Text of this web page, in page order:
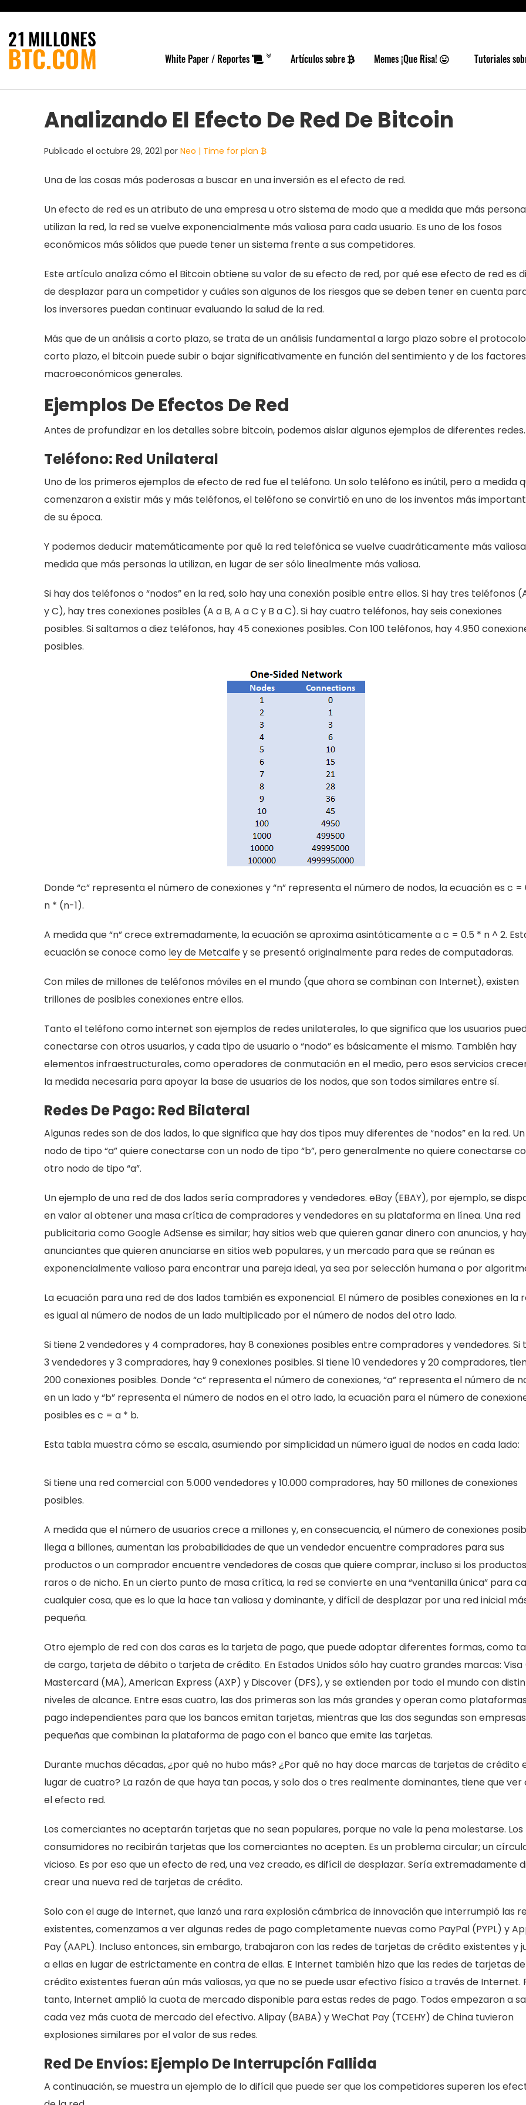
White Paper / Reportes Artículos sobre Memes ¡Que Risa! Tutoriales
Analizando El Efecto De Red De Bitcoin
Publicado el octubre 29, 2021 por Neo | Time for plan ₿
Una de las cosas más poderosas a buscar en una inversión es el efecto de red.
Un efecto de red es un atributo de una empresa u otro sistema de modo que a medida que más
utilizan la red, la red se vuelve exponencialmente más valiosa para cada usuario. Es uno de los fosos
económicos más sólidos que puede tener un sistema frente a sus competidores.
Este artículo analiza cómo el Bitcoin obtiene su valor de su efecto de red, por qué ese efecto de red es
de desplazar para un competidor y cuáles son algunos de los riesgos que se deben tener en cuenta
los inversores puedan continuar evaluando la salud de la red.
Más que de un análisis a corto plazo, se trata de un análisis fundamental a largo plazo sobre el
corto plazo, el bitcoin puede subir o bajar significativamente en función del sentimiento y de los factores
macroeconómicos generales.
Ejemplos De Efectos De Red
Antes de profundizar en los detalles sobre bitcoin, podemos aislar algunos ejemplos de diferentes redes.
Teléfono: Red Unilateral
Uno de los primeros ejemplos de efecto de red fue el teléfono. Un solo teléfono es inútil, pero a medida
comenzaron a existir más y más teléfonos, el teléfono se convirtió en uno de los inventos más
de su época.
Y podemos deducir matemáticamente por qué la red telefónica se vuelve cuadráticamente más
medida que más personas la utilizan, en lugar de ser sólo linealmente más valiosa.
Si hay dos teléfonos o “nodos” en la red, solo hay una conexión posible entre ellos. Si hay tres teléfonos
y C), hay tres conexiones posibles (A a B, A a C y B a C). Si hay cuatro teléfonos, hay seis conexiones
posibles. Si saltamos a diez teléfonos, hay 45 conexiones posibles. Con 100 teléfonos, hay 4.950
posibles.
Donde “c” representa el número de conexiones y “n” representa el número de nodos, la ecuación es c =
n * (n-1).
A medida que “n” crece extremadamente, la ecuación se aproxima asintóticamente a c = 0.5 * n ^ 2.
ecuación se conoce como ley de Metcalfey se presentó originalmente para redes de computadoras.
Con miles de millones de teléfonos móviles en el mundo (que ahora se combinan con Internet), existen
trillones de posibles conexiones entre ellos.
Tanto el teléfono como internet son ejemplos de redes unilaterales, lo que significa que los usuarios
conectarse con otros usuarios, y cada tipo de usuario o “nodo” es básicamente el mismo. También hay
elementos infraestructurales, como operadores de conmutación en el medio, pero esos servicios
la medida necesaria para apoyar la base de usuarios de los nodos, que son todos similares entre sí.
Redes De Pago: Red Bilateral
Algunas redes son de dos lados, lo que significa que hay dos tipos muy diferentes de “nodos” en la red. Un
nodo de tipo “a” quiere conectarse con un nodo de tipo “b”, pero generalmente no quiere conectarse
otro nodo de tipo “a”.
Un ejemplo de una red de dos lados sería compradores y vendedores. eBay (EBAY), por ejemplo, se
en valor al obtener una masa crítica de compradores y vendedores en su plataforma en línea. Una red
publicitaria como Google AdSense es similar; hay sitios web que quieren ganar dinero con anuncios, y
anunciantes que quieren anunciarse en sitios web populares, y un mercado para que se reúnan es
exponencialmente valioso para encontrar una pareja ideal, ya sea por selección humana o por
La ecuación para una red de dos lados también es exponencial. El número de posibles conexiones en la
es igual al número de nodos de un lado multiplicado por el número de nodos del otro lado.
Si tiene 2 vendedores y 4 compradores, hay 8 conexiones posibles entre compradores y vendedores. Si
3 vendedores y 3 compradores, hay 9 conexiones posibles. Si tiene 10 vendedores y 20 compradores,
200 conexiones posibles. Donde “c” representa el número de conexiones, “a” representa el número de
en un lado y “b” representa el número de nodos en el otro lado, la ecuación para el número de
posibles es c = a * b.
Esta tabla muestra cómo se escala, asumiendo por simplicidad un número igual de nodos en cada lado:
Si tiene una red comercial con 5.000 vendedores y 10.000 compradores, hay 50 millones de conexiones
posibles.
A medida que el número de usuarios crece a millones y, en consecuencia, el número de conexiones
llega a billones, aumentan las probabilidades de que un vendedor encuentre compradores para sus
productos o un comprador encuentre vendedores de cosas que quiere comprar, incluso si los
raros o de nicho. En un cierto punto de masa crítica, la red se convierte en una “ventanilla única” para
cualquier cosa, que es lo que la hace tan valiosa y dominante, y difícil de desplazar por una red inicial
pequeña.
Otro ejemplo de red con dos caras es la tarjeta de pago, que puede adoptar diferentes formas, como
de cargo, tarjeta de débito o tarjeta de crédito. En Estados Unidos sólo hay cuatro grandes marcas: Visa
Mastercard (MA), American Express (AXP) y Discover (DFS), y se extienden por todo el mundo con
niveles de alcance. Entre esas cuatro, las dos primeras son las más grandes y operan como
pago independientes para que los bancos emitan tarjetas, mientras que las dos segundas son
pequeñas que combinan la plataforma de pago con el banco que emite las tarjetas.
Durante muchas décadas, ¿por qué no hubo más? ¿Por qué no hay doce marcas de tarjetas de crédito
lugar de cuatro? La razón de que haya tan pocas, y solo dos o tres realmente dominantes, tiene que ver
el efecto red.
Los comerciantes no aceptarán tarjetas que no sean populares, porque no vale la pena molestarse. Los
consumidores no recibirán tarjetas que los comerciantes no acepten. Es un problema circular; un
vicioso. Es por eso que un efecto de red, una vez creado, es difícil de desplazar. Sería extremadamente
crear una nueva red de tarjetas de crédito.
Solo con el auge de Internet, que lanzó una rara explosión cámbrica de innovación que interrumpió las
existentes, comenzamos a ver algunas redes de pago completamente nuevas como PayPal (PYPL) y
Pay (AAPL). Incluso entonces, sin embargo, trabajaron con las redes de tarjetas de crédito existentes y
a ellas en lugar de estrictamente en contra de ellas. E Internet también hizo que las redes de tarjetas de
crédito existentes fueran aún más valiosas, ya que no se puede usar efectivo físico a través de Internet.
tanto, Internet amplió la cuota de mercado disponible para estas redes de pago. Todos empezaron a
cada vez más cuota de mercado del efectivo. Alipay (BABA) y WeChat Pay (TCEHY) de China tuvieron
explosiones similares por el valor de sus redes.
Red De Envíos: Ejemplo De Interrupción Fallida
A continuación, se muestra un ejemplo de lo difícil que puede ser que los competidores superen los